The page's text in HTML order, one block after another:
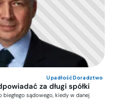
UpadłośćDoradztwo
za długi spółki
sądowego, kiedy w danej